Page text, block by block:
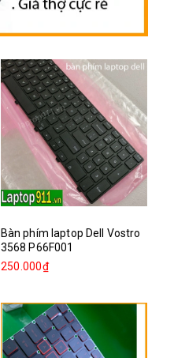
Bàn phím laptop Dell Vostro
3568 P66F001
250.000₫